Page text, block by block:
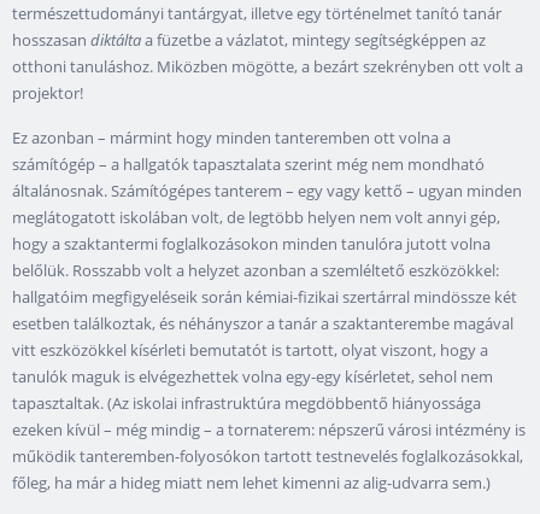
természettudományi tantárgyat, illetve egy történelmet tanító tanár
hosszasan diktáltaa füzetbe a vázlatot, mintegy segítségképpen az
otthoni tanuláshoz. Miközben mögötte, a bezárt szekrényben ott volt a
projektor!
Ez azonban – mármint hogy minden tanteremben ott volna a
számítógép – a hallgatók tapasztalata szerint még nem mondható
általánosnak. Számítógépes tanterem – egy vagy kettő – ugyan minden
meglátogatott iskolában volt, de legtöbb helyen nem volt annyi gép,
hogy a szaktantermi foglalkozásokon minden tanulóra jutott volna
belőlük. Rosszabb volt a helyzet azonban a szemléltető eszközökkel:
hallgatóim megfigyeléseik során kémiai-fizikai szertárral mindössze két
esetben találkoztak, és néhányszor a tanár a szaktanterembe magával
vitt eszközökkel kísérleti bemutatót is tartott, olyat viszont, hogy a
tanulók maguk is elvégezhettek volna egy-egy kísérletet, sehol nem
tapasztaltak. (Az iskolai infrastruktúra megdöbbentő hiányossága
ezeken kívül – még mindig – a tornaterem: népszerű városi intézmény is
működik tanteremben-folyosókon tartott testnevelés foglalkozásokkal,
főleg, ha már a hideg miatt nem lehet kimenni az alig-udvarra sem.)